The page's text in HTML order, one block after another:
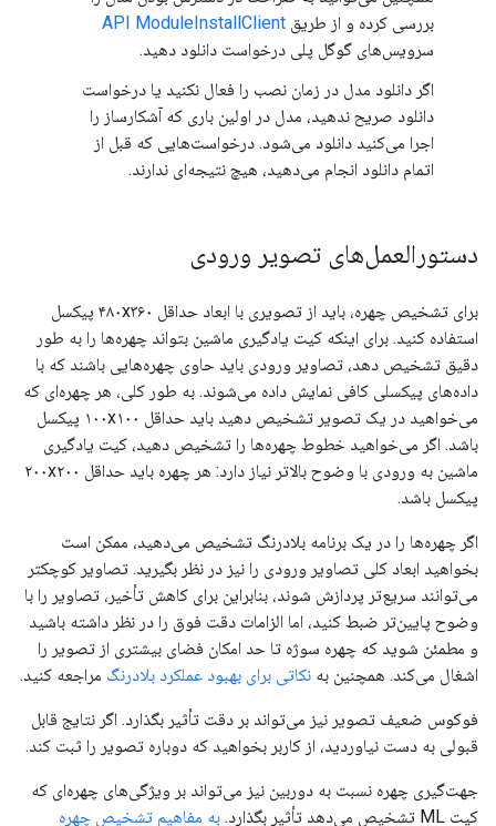
بررسی کرده و از طریق API ModuleInstallClient
سرویس‌های گوگل پلی درخواست دانلود دهید.
اگر دانلود مدل در زمان نصب را فعال نکنید یا درخواست
دانلود صریح ندهید، مدل در اولین باری که آشکارساز را
اجرا می‌کنید دانلود می‌شود. درخواست‌هایی که قبل از
اتمام دانلود انجام می‌دهید، هیچ نتیجه‌ای ندارند.
دستورالعمل‌های تصویر ورودی
برای تشخیص چهره، باید از تصویری با ابعاد حداقل ۴۸۰x۳۶۰ پیکسل
استفاده کنید. برای اینکه کیت یادگیری ماشین بتواند چهره‌ها را به طور
دقیق تشخیص دهد، تصاویر ورودی باید حاوی چهره‌هایی باشند که با
داده‌های پیکسلی کافی نمایش داده می‌شوند. به طور کلی، هر چهره‌ای که
می‌خواهید در یک تصویر تشخیص دهید باید حداقل ۱۰۰x۱۰۰ پیکسل
باشد. اگر می‌خواهید خطوط چهره‌ها را تشخیص دهید، کیت یادگیری
ماشین به ورودی با وضوح بالاتر نیاز دارد: هر چهره باید حداقل ۲۰۰x۲۰۰
پیکسل باشد.
اگر چهره‌ها را در یک برنامه بلادرنگ تشخیص می‌دهید، ممکن است
بخواهید ابعاد کلی تصاویر ورودی را نیز در نظر بگیرید. تصاویر کوچکتر
می‌توانند سریع‌تر پردازش شوند، بنابراین برای کاهش تأخیر، تصاویر را با
وضوح پایین‌تر ضبط کنید، اما الزامات دقت فوق را در نظر داشته باشید
و مطمئن شوید که چهره سوژه تا حد امکان فضای بیشتری از تصویر را
اشغال می‌کند. همچنین به نکاتی برای بهبود عملکرد بلادرنگ مراجعه کنید.
فوکوس ضعیف تصویر نیز می‌تواند بر دقت تأثیر بگذارد. اگر نتایج قابل
قبولی به دست نیاوردید، از کاربر بخواهید که دوباره تصویر را ثبت کند.
جهت‌گیری چهره نسبت به دوربین نیز می‌تواند بر ویژگی‌های چهره‌ای که
کیت ML تشخیص می‌دهد تأثیر بگذارد.
به مفاهیم تشخیص چهره